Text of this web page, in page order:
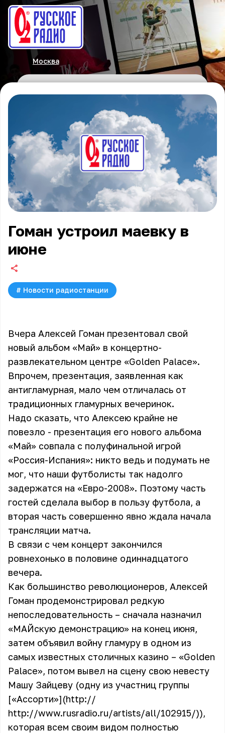
Москва
Гоман устроил маевку в
июне
# Новости радиостанции
Вчера Алексей Гоман презентовал свой
новый альбом «Май» в концертно-
развлекательном центре «Golden Palace».
Впрочем, презентация, заявленная как
антигламурная, мало чем отличалась от
традиционных гламурных вечеринок.
Надо сказать, что Алексею крайне не
повезло - презентация его нового альбома
«Май» совпала с полуфинальной игрой
«Россия-Испания»: никто ведь и подумать не
мог, что наши футболисты так надолго
задержатся на «Евро-2008». Поэтому часть
гостей сделала выбор в пользу футбола, а
вторая часть совершенно явно ждала начала
трансляции матча.
В связи с чем концерт закончился
ровнехонько в половине одиннадцатого
вечера.
Как большинство революционеров, Алексей
Гоман продемонстрировал редкую
непоследовательность – сначала назначил
«МАЙскую демонстрацию» на конец июня,
затем объявил войну гламуру в одном из
самых известных столичных казино – «Golden
Palace», потом вывел на сцену свою невесту
Машу Зайцеву (одну из участниц группы
[«Ассорти»](http://
http://www.rusradio.ru/artists/all/102915/)),
которая всем своим видом полностью